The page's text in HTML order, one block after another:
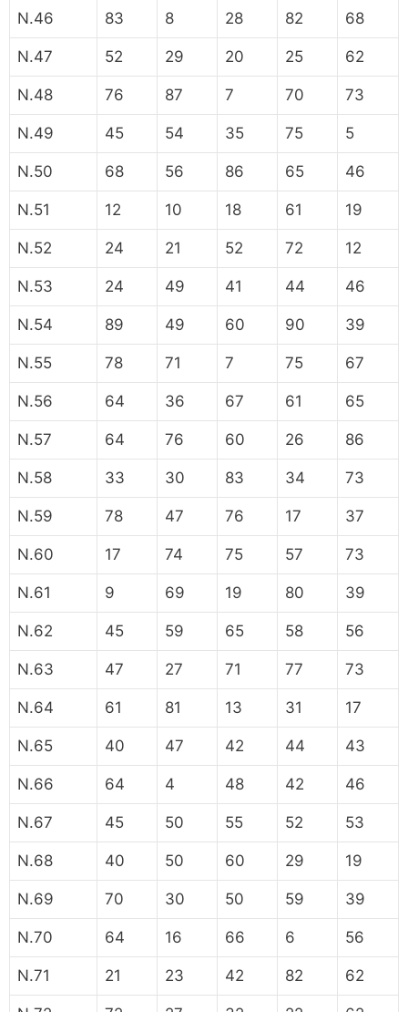
N.46 83 8 28 82 68
N.47 52 29 20 25 62
N.48 76 87 7 70 73
N.49 45 54 35 75 5
N.50 68 56 86 65 46
N.51 12 10 18 61 19
N.52 24 21 52 72 12
N.53 24 49 41 44 46
N.54 89 49 60 90 39
N.55 78 71 7 75 67
N.56 64 36 67 61 65
N.57 64 76 60 26 86
N.58 33 30 83 34 73
N.59 78 47 76 17 37
N.60 17 74 75 57 73
N.61 9 69 19 80 39
N.62 45 59 65 58 56
N.63 47 27 71 77 73
N.64 61 81 13 31 17
N.65 40 47 42 44 43
N.66 64 4 48 42 46
N.67 45 50 55 52 53
N.68 40 50 60 29 19
N.69 70 30 50 59 39
N.70 64 16 66 6 56
N.71 21 23 42 82 62